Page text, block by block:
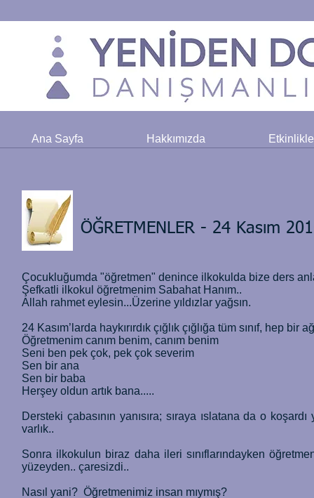
Ana Sayfa Hakkımızda
ÖĞRETMENLER - 24 Kasım
Çocukluğumda "öğretmen" denince ilkokulda bize ders
Şefkatli ilkokul öğretmenim Sabahat Hanım..
Allah rahmet eylesin...Üzerine yıldızlar yağsın.
24 Kasım’larda haykırırdık çığlık çığlığa tüm sınıf, hep bir
Öğretmenim canım benim, canım benim
Seni ben pek çok, pek çok severim
Sen bir ana
Sen bir baba
Herşey oldun artık bana.....
Dersteki çabasının yanısıra; sıraya ıslatana da o
varlık..
Sonra ilkokulun biraz daha ileri sınıflarındayken
yüzeyden.. çaresizdi..
Nasıl yani? Öğretmenimiz insan mıymış?